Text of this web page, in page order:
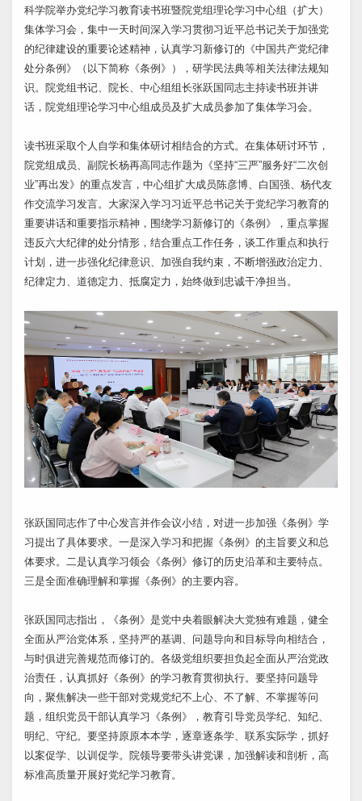
科学院举办党纪学习教育读书班暨院党组理论学习中心组（扩大）
集体学习会，集中一天时间深入学习贯彻习近平总书记关于加强党
的纪律建设的重要论述精神，认真学习新修订的《中国共产党纪律
处分条例》（以下简称《条例》），研学民法典等相关法律法规知
识。院党组书记、院长、中心组组长张跃国同志主持读书班并讲
话，院党组理论学习中心组成员及扩大成员参加了集体学习会。
读书班采取个人自学和集体研讨相结合的方式。在集体研讨环节，
院党组成员、副院长杨再高同志作题为《坚持“三严”服务好“二次创
业”再出发》的重点发言，中心组扩大成员陈彦博、白国强、杨代友
作交流学习发言。大家深入学习习近平总书记关于党纪学习教育的
重要讲话和重要指示精神，围绕学习新修订的《条例》，重点掌握
违反六大纪律的处分情形，结合重点工作任务，谈工作重点和执行
计划，进一步强化纪律意识、加强自我约束，不断增强政治定力、
纪律定力、道德定力、抵腐定力，始终做到忠诚干净担当。
张跃国同志作了中心发言并作会议小结，对进一步加强《条例》学
习提出了具体要求。一是深入学习和把握《条例》的主旨要义和总
体要求。二是认真学习领会《条例》修订的历史沿革和主要特点。
三是全面准确理解和掌握《条例》的主要内容。
张跃国同志指出，《条例》是党中央着眼解决大党独有难题，健全
全面从严治党体系，坚持严的基调、问题导向和目标导向相结合，
与时俱进完善规范而修订的。各级党组织要担负起全面从严治党政
治责任，认真抓好《条例》的学习教育贯彻执行。要坚持问题导
向，聚焦解决一些干部对党规党纪不上心、不了解、不掌握等问
题，组织党员干部认真学习《条例》，教育引导党员学纪、知纪、
明纪、守纪。要坚持原原本本学，逐章逐条学、联系实际学，抓好
以案促学、以训促学。院领导要带头讲党课，加强解读和剖析，高
标准高质量开展好党纪学习教育。